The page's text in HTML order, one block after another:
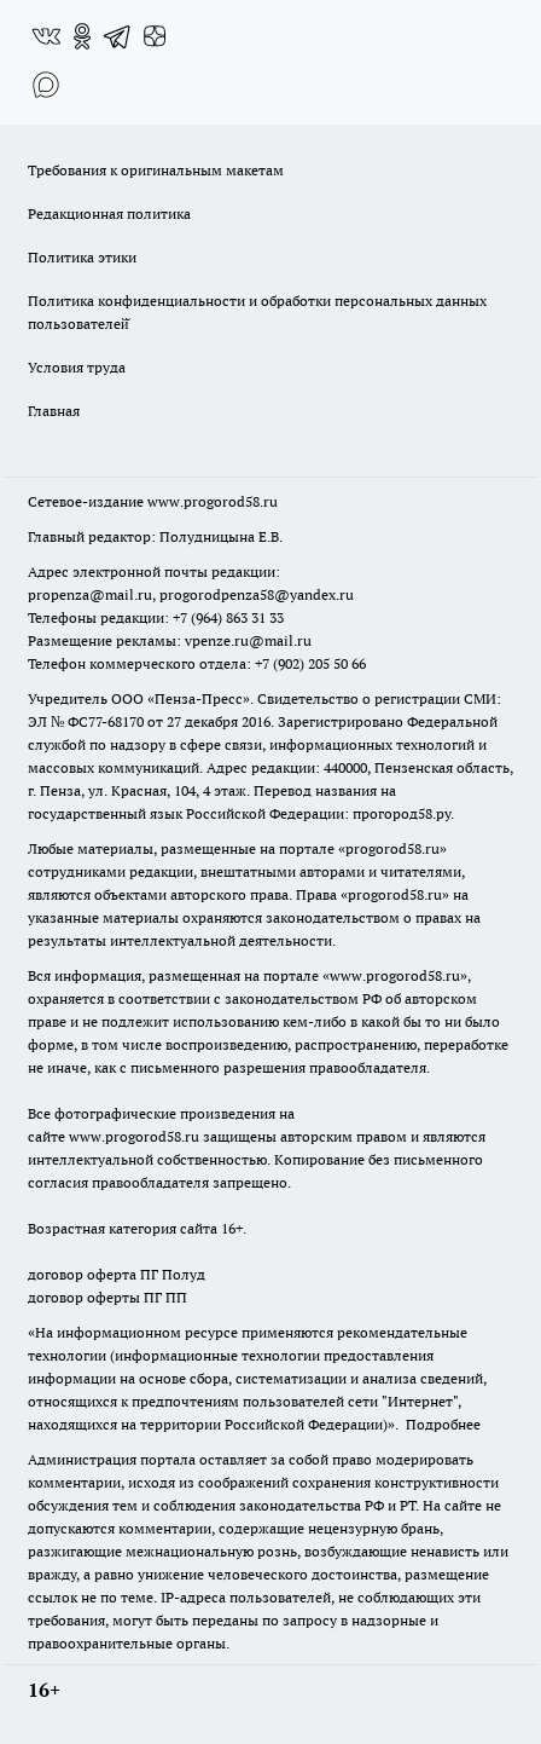
Требования к оригинальным макетам
Редакционная политика
Политика этики
Политика конфиденциальности и обработки персональных данных
пользователей̆
Условия труда
Главная
Сетевое-издание www.progorod58.ru
Главный редактор: Полудницына Е.В.
Адрес электронной почты редакции:
propenza@mail.ru, progorodpenza58@yandex.ru
Телефоны редакции: +7 (964) 863 31 33
Размещение рекламы: vpenze.ru@mail.ru
Телефон коммерческого отдела: +7 (902) 205 50 66
Учредитель ООО «Пенза-Пресс». Свидетельство о регистрации СМИ:
ЭЛ № ФС77-68170 от 27 декабря 2016. Зарегистрировано Федеральной
службой по надзору в сфере связи, информационных технологий и
массовых коммуникаций. Адрес редакции: 440000, Пензенская область,
г. Пенза, ул. Красная, 104, 4 этаж. Перевод названия на
государственный язык Российской Федерации: прогород58.ру.
Любые материалы, размещенные на портале «progorod58.ru»
сотрудниками редакции, внештатными авторами и читателями,
являются объектами авторского права. Права «progorod58.ru» на
указанные материалы охраняются законодательством о правах на
результаты интеллектуальной деятельности.
Вся информация, размещенная на портале «www.progorod58.ru»,
охраняется в соответствии с законодательством РФ об авторском
праве и не подлежит использованию кем-либо в какой бы то ни было
форме, в том числе воспроизведению, распространению, переработке
не иначе, как с письменного разрешения правообладателя.
Все фотографические произведения на
сайте www.progorod58.ru защищены авторским правом и являются
интеллектуальной собственностью. Копирование без письменного
согласия правообладателя запрещено.
Возрастная категория сайта 16+.
договор оферта ПГ Полуд
договор оферты ПГ ПП
«На информационном ресурсе применяются рекомендательные
технологии (информационные технологии предоставления
информации на основе сбора, систематизации и анализа сведений,
относящихся к предпочтениям пользователей сети "Интернет",
находящихся на территории Российской Федерации)». Подробнее
Администрация портала оставляет за собой право модерировать
комментарии, исходя из соображений сохранения конструктивности
обсуждения тем и соблюдения законодательства РФ и РТ. На сайте не
допускаются комментарии, содержащие нецензурную брань,
разжигающие межнациональную рознь, возбуждающие ненависть или
вражду, а равно унижение человеческого достоинства, размещение
ссылок не по теме. IP-адреса пользователей, не соблюдающих эти
требования, могут быть переданы по запросу в надзорные и
правоохранительные органы.
16+